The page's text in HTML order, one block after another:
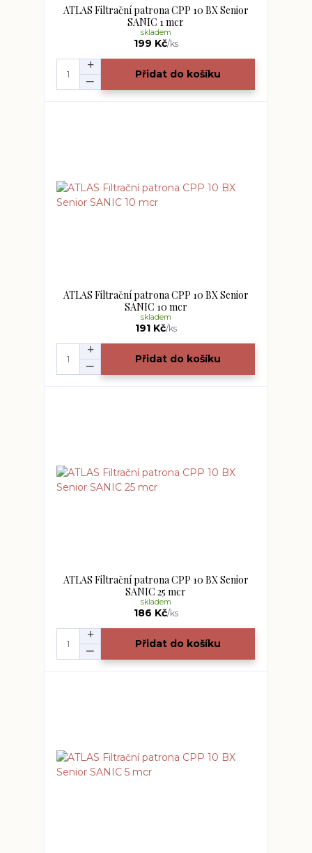
ATLAS Filtrační patrona CPP 10 BX Senior
SANIC 1 mcr
199 Kč/ks
skladem
Přidat do košíku
ATLAS Filtrační patrona CPP 10 BX Senior
SANIC 10 mcr
191 Kč/ks
skladem
Přidat do košíku
ATLAS Filtrační patrona CPP 10 BX Senior
SANIC 25 mcr
186 Kč/ks
skladem
Přidat do košíku